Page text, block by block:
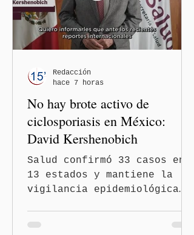
justificarse como una
simple opinión o una broma.
No hay brote activo de
ciclosporiasis en México:
David Kershenobich
Salud confirmó 33 casos en
13 estados y mantiene la
vigilancia epidemiológica
Redacción
hace 7 horas